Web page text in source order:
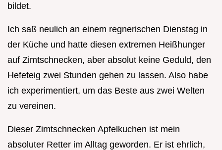
bildet.
Ich saß neulich an einem regnerischen Dienstag in
der Küche und hatte diesen extremen Heißhunger
auf Zimtschnecken, aber absolut keine Geduld, den
Hefeteig zwei Stunden gehen zu lassen. Also habe
ich experimentiert, um das Beste aus zwei Welten
zu vereinen.
Dieser Zimtschnecken Apfelkuchen ist mein
absoluter Retter im Alltag geworden. Er ist ehrlich,